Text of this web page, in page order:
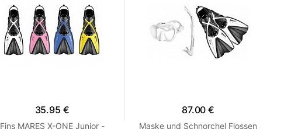
35.95 €
Fins MARES X-ONE Junior -
87.00 €
Maske und Schnorchel Flossen